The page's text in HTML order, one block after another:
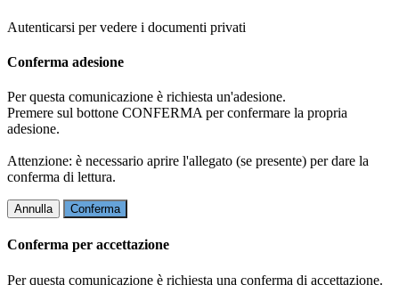
Autenticarsi per vedere i documenti privati
Conferma adesione
Per questa comunicazione è richiesta un'adesione.
Premere sul bottone CONFERMA per confermare la propria
adesione.
Attenzione: è necessario aprire l'allegato (se presente) per dare la
conferma di lettura.
Annulla Conferma
Conferma per accettazione
Per questa comunicazione è richiesta una conferma di accettazione.